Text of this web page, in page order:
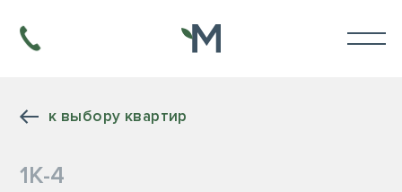
к выбору квартир
1К-4